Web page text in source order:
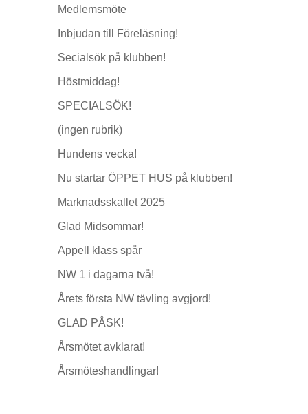
Medlemsmöte
Inbjudan till Föreläsning!
Secialsök på klubben!
Höstmiddag!
SPECIALSÖK!
(ingen rubrik)
Hundens vecka!
Nu startar ÖPPET HUS på klubben!
Marknadsskallet 2025
Glad Midsommar!
Appell klass spår
NW 1 i dagarna två!
Årets första NW tävling avgjord!
GLAD PÅSK!
Årsmötet avklarat!
Årsmöteshandlingar!